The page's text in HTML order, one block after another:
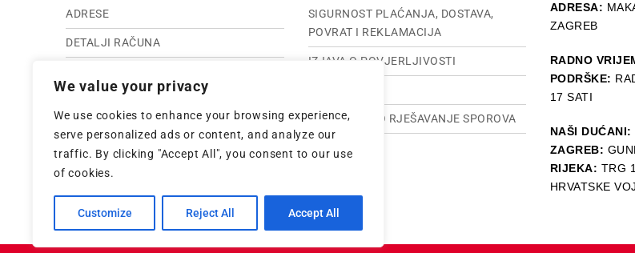
We value your privacy
We use cookies to enhance your browsing experience,
serve personalized ads or content, and analyze our
traffic. By clicking "Accept All", you consent to our use
of cookies.
Customize Reject All Accept All
ADRESE
DETALJI RAČUNA
SIGURNOST PLAĆANJA, DOSTAVA,
POVRAT I REKLAMACIJA
IZJAVA O POVJERLJIVOSTI
INTERNETSKO RJEŠAVANJE SPOROVA
ADRESA:
ZAGREB
RADNO
PODRŠKE:
17 SATI
NAŠI DUĆANI:
ZAGREB:
RIJEKA: TRG
HRVATSKE